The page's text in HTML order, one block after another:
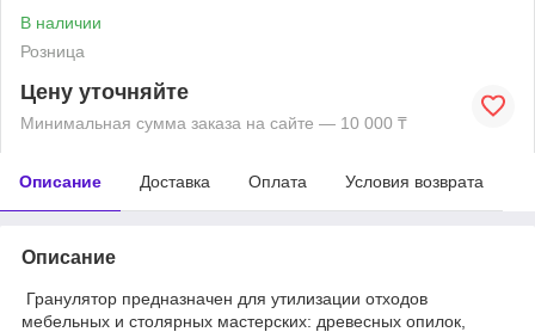
В наличии
Розница
Цену уточняйте
Минимальная сумма заказа на сайте — 10 000 ₸
Описание Доставка Оплата Условия возврата
Описание
Гранулятор предназначен для утилизации отходов
мебельных и столярных мастерских: древесных опилок,